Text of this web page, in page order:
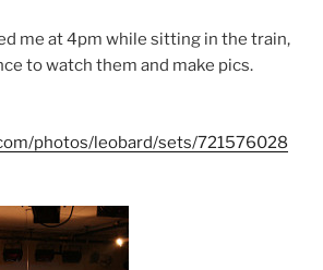
me at 4pm while sitting in the train,
to watch them and make pics.
photos/leobard/sets/721576028